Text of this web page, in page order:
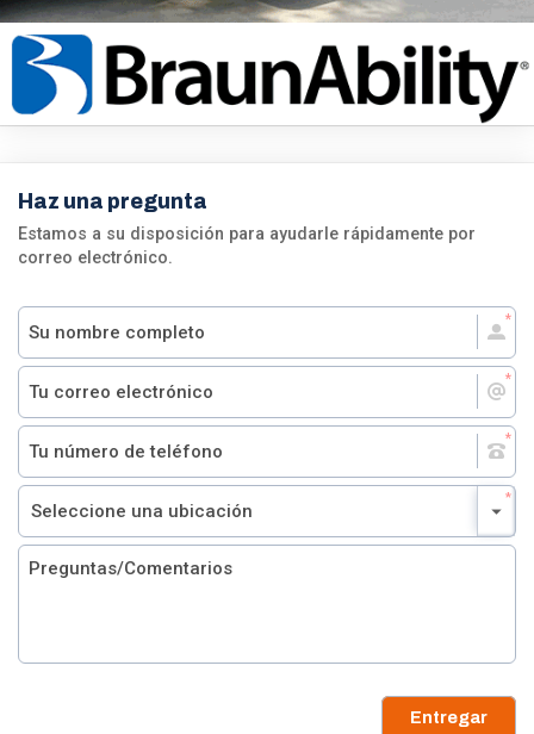
Haz una pregunta
Estamos a su disposición para ayudarle rápidamente por
correo electrónico.
Entregar